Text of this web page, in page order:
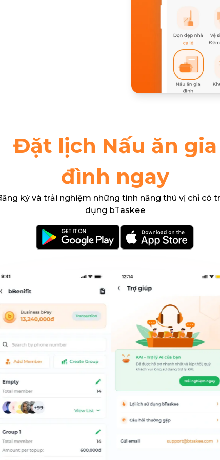
Đặt lịch Nấu ăn gia
đình ngay
ký và trải nghiệm những tính năng thú vị chỉ có
dụng bTaskee